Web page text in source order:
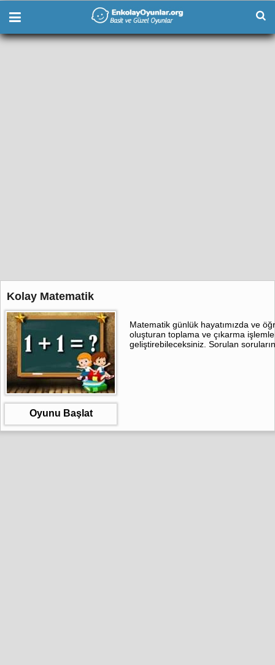
Kolay Matematik
Oyunu Başlat
Matematik günlük hayatımızda ve
oluşturan toplama ve çıkarma
geliştirebileceksiniz. Sorulan